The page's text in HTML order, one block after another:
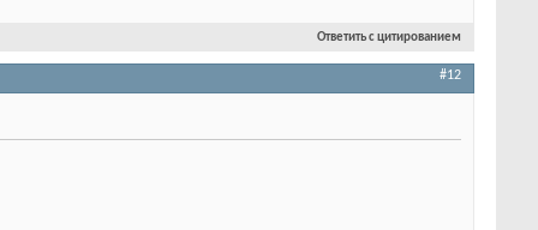
Ответить с цитированием
#12